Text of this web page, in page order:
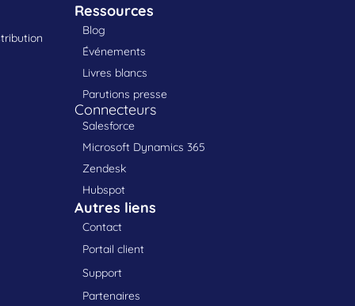
Ressources
Blog
Événements
Livres blancs
Parutions presse
Connecteurs
Salesforce
Microsoft Dynamics 365
Zendesk
Hubspot
Autres liens
Contact
Portail client
Support
Partenaires